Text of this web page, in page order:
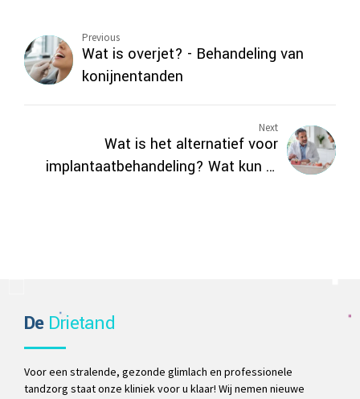
Previous
Wat is overjet? - Behandeling van
konijnentanden
Next
Wat is het alternatief voor
implantaatbehandeling? Wat kun je
DeDrietand
Voor een stralende, gezonde glimlach en professionele
tandzorg staat onze kliniek voor u klaar! Wij nemen nieuwe